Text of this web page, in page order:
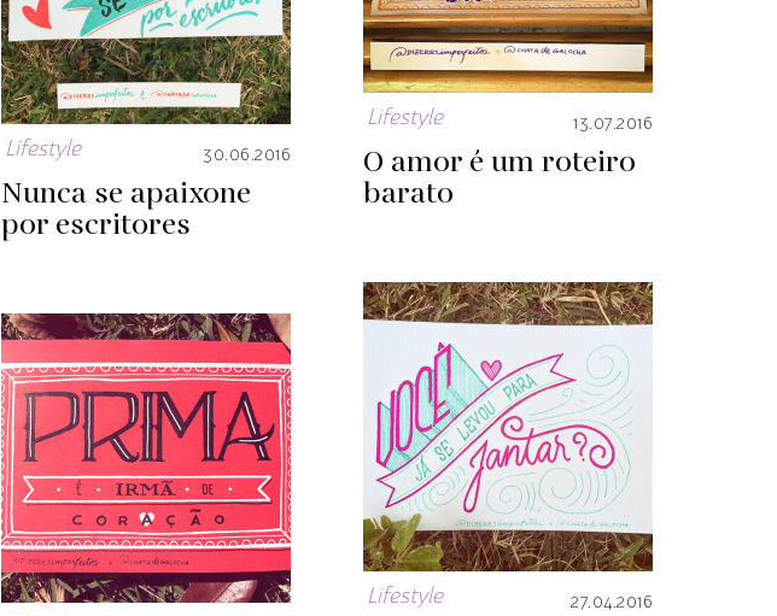
Lifestyle 13.07.2016
O amor é um roteiro
barato
Lifestyle 30.06.2016
Nunca se apaixone
por escritores
Lifestyle 27.04.2016